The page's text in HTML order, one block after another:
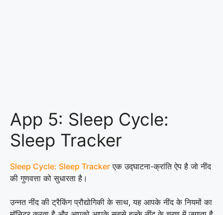
App 5: Sleep Cycle:
Sleep Tracker
Sleep Cycle: Sleep Tracker एक उद्घाटना-क्रांति ऐप है जो नींद
की गुणवत्ता को सुधारता है।
उन्नत नींद की ट्रैकिंग प्रौद्योगिकी के साथ, यह आपके नींद के नियमों का